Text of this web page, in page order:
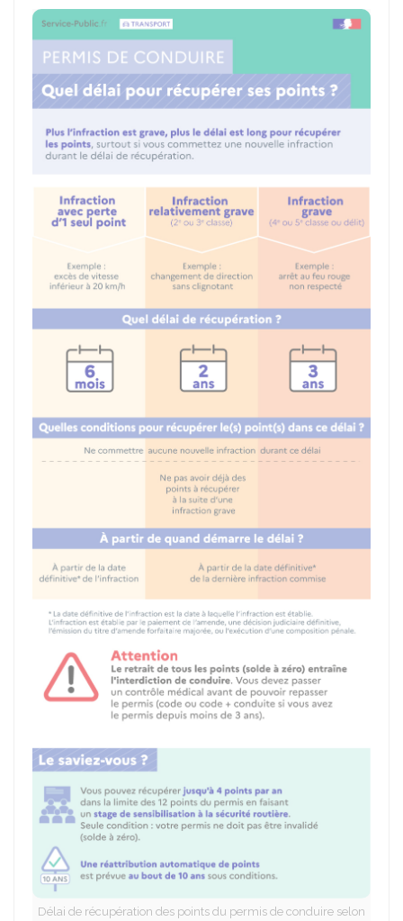
Délai de récupération des points du permis de conduire selon